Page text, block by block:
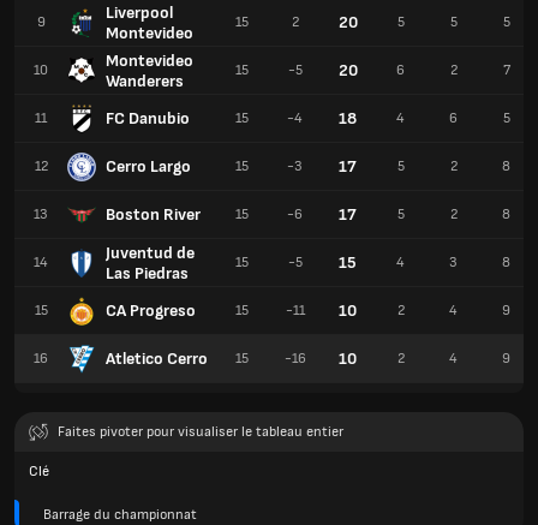
9
Liverpool
Montevideo
10
Montevideo
Wanderers
11 FC Danubio
12 Cerro Largo
13 Boston River
14
Juventud de
Las Piedras
15 CA Progreso
16 Atletico Cerro
15 2 20 5 5 5
15 -5 20 6 2 7
15 -4 18 4 6 5
15 -3 17 5 2 8
15 -6 17 5 2 8
15 -5 15 4 3 8
15 -11 10 2 4 9
15 -16 10 2 4 9
Faites pivoter pour visualiser le tableau entier
Clé
Barrage du championnat